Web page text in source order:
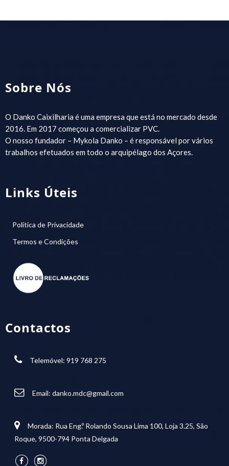
Sobre Nós
O Danko Caixilharia é uma empresa que está no mercado desde
2016. Em 2017 começou a comercializar PVC.
O nosso fundador – Mykola Danko – é responsável por vários
trabalhos efetuados em todo o arquipélago dos Açores.
Links Úteis
Política de Privacidade
Termos e Condições
Contactos
Telemóvel: 919 768 275
Email: danko.mdc@gmail.com
Morada: Rua Eng.º Rolando Sousa Lima 100, Loja 3.25, São
Roque, 9500-794 Ponta Delgada